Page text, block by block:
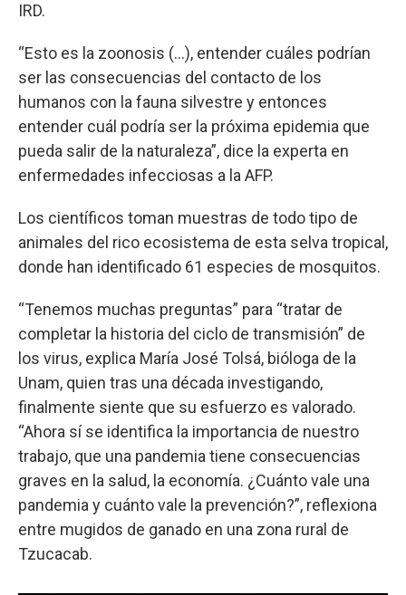
IRD.
“Esto es la zoonosis (...), entender cuáles podrían
ser las consecuencias del contacto de los
humanos con la fauna silvestre y entonces
entender cuál podría ser la próxima epidemia que
pueda salir de la naturaleza”, dice la experta en
enfermedades infecciosas a la AFP.
Los científicos toman muestras de todo tipo de
animales del rico ecosistema de esta selva tropical,
donde han identificado 61 especies de mosquitos.
“Tenemos muchas preguntas” para “tratar de
completar la historia del ciclo de transmisión” de
los virus, explica María José Tolsá, bióloga de la
Unam, quien tras una década investigando,
finalmente siente que su esfuerzo es valorado.
“Ahora sí se identifica la importancia de nuestro
trabajo, que una pandemia tiene consecuencias
graves en la salud, la economía. ¿Cuánto vale una
pandemia y cuánto vale la prevención?”, reflexiona
entre mugidos de ganado en una zona rural de
Tzucacab.